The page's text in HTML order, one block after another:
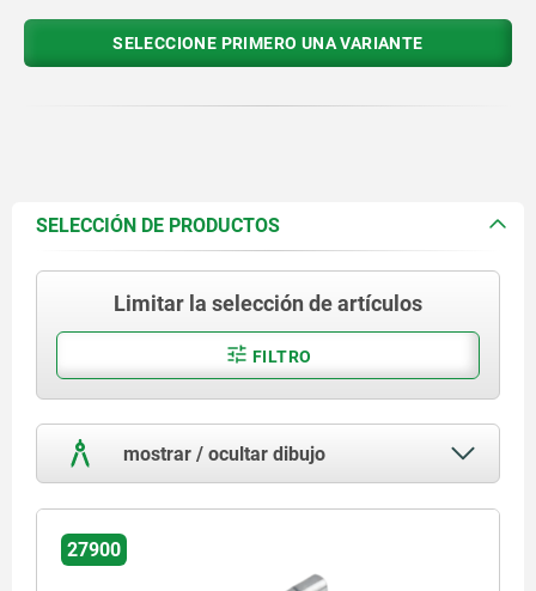
SELECCIONE PRIMERO UNA VARIANTE
SELECCIÓN DE PRODUCTOS
Limitar la selección de artículos
FILTRO
mostrar / ocultar dibujo
27900